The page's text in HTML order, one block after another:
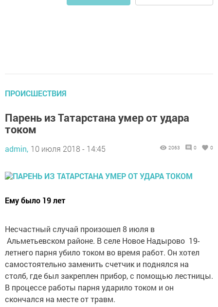
ПРОИСШЕСТВИЯ
Парень из Татарстана умер от удара
током
admin, 10 июля 2018 - 14:45 2063 0 0
Ему было 19 лет
Несчастный случай произошел 8 июля в
Альметьевском районе. В селе Новое Надырово 19-
летнего парня убило током во время работ. Он хотел
самостоятельно заменить счетчик и поднялся на
столб, где был закреплен прибор, с помощью лестницы.
В процессе работы парня ударило током и он
скончался на месте от травм.